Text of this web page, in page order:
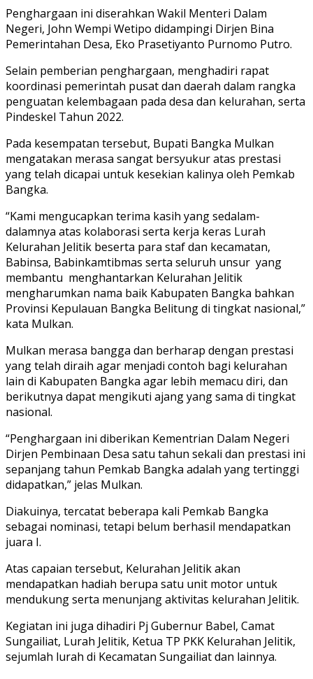
Penghargaan ini diserahkan Wakil Menteri Dalam
Negeri, John Wempi Wetipo didampingi Dirjen Bina
Pemerintahan Desa, Eko Prasetiyanto Purnomo Putro.
Selain pemberian penghargaan, menghadiri rapat
koordinasi pemerintah pusat dan daerah dalam rangka
penguatan kelembagaan pada desa dan kelurahan, serta
Pindeskel Tahun 2022.
Pada kesempatan tersebut, Bupati Bangka Mulkan
mengatakan merasa sangat bersyukur atas prestasi
yang telah dicapai untuk kesekian kalinya oleh Pemkab
Bangka.
“Kami mengucapkan terima kasih yang sedalam-
dalamnya atas kolaborasi serta kerja keras Lurah
Kelurahan Jelitik beserta para staf dan kecamatan,
Babinsa, Babinkamtibmas serta seluruh unsur yang
membantu menghantarkan Kelurahan Jelitik
mengharumkan nama baik Kabupaten Bangka bahkan
Provinsi Kepulauan Bangka Belitung di tingkat nasional,”
kata Mulkan.
Mulkan merasa bangga dan berharap dengan prestasi
yang telah diraih agar menjadi contoh bagi kelurahan
lain di Kabupaten Bangka agar lebih memacu diri, dan
berikutnya dapat mengikuti ajang yang sama di tingkat
nasional.
“Penghargaan ini diberikan Kementrian Dalam Negeri
Dirjen Pembinaan Desa satu tahun sekali dan prestasi ini
sepanjang tahun Pemkab Bangka adalah yang tertinggi
didapatkan,” jelas Mulkan.
Diakuinya, tercatat beberapa kali Pemkab Bangka
sebagai nominasi, tetapi belum berhasil mendapatkan
juara I.
Atas capaian tersebut, Kelurahan Jelitik akan
mendapatkan hadiah berupa satu unit motor untuk
mendukung serta menunjang aktivitas kelurahan Jelitik.
Kegiatan ini juga dihadiri Pj Gubernur Babel, Camat
Sungailiat, Lurah Jelitik, Ketua TP PKK Kelurahan Jelitik,
sejumlah lurah di Kecamatan Sungailiat dan lainnya.